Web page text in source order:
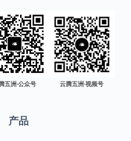
五洲·公众号 云腾五洲·视频号
产品